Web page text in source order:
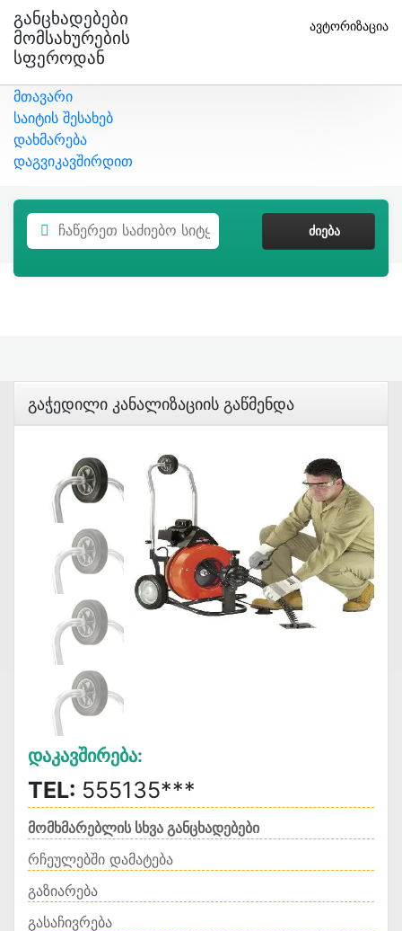
Განცხადებები
Მომსახურების
Სფეროდან
ავტორიზაცია
მთავარი
საიტის შესახებ
დახმარება
დაგვიკავშირდით
ᲫᲘᲔᲑᲐ
Გაჭედილი Კანალიზაციის Გაწმენდა
Დაკავშირება:
TEL: 555135***
მომხმარებლის სხვა განცხადებები
რჩეულებში დამატება
გაზიარება
გასაჩივრება